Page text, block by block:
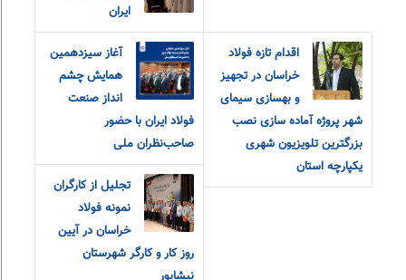
ایران
اقدام تازه فولاد
خراسان در تجهیز
و بهسازی سیمای
شهر پروژه آماده سازی نصب
بزرگترین تلویزیون شهری
یکپارچه استان
آغاز سیزدهمین
همایش چشم
انداز صنعت
فولاد ایران با حضور
صاحب‌نظران ملی
تجلیل از کارگران
نمونه فولاد
خراسان در آیین
روز کار و کارگر شهرستان